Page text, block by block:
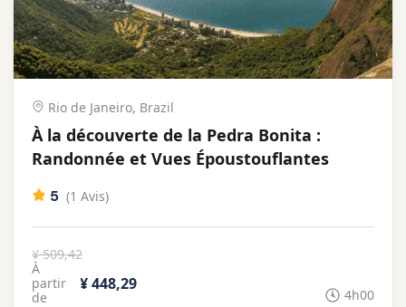
Rio de Janeiro, Brazil
À la découverte de la Pedra Bonita :
Randonnée et Vues Époustouflantes
5 (1 Avis)
¥ 509,42
À
partir
de
¥ 448,29
4h00